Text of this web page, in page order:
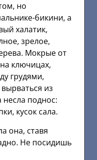
но
бикини, а
халатик,
зрелое,
Мокрые от
ключицах,
грудями,
из
поднос:
кусок сала.
она, ставя
Не посидишь